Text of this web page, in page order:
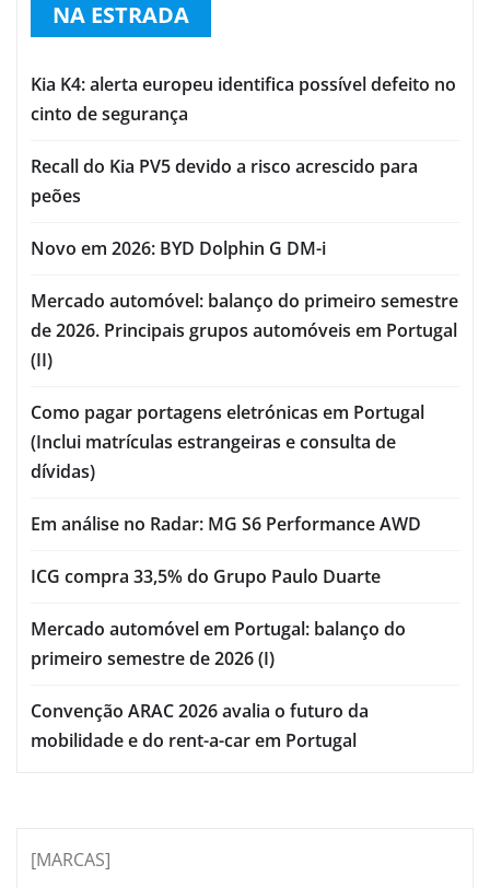
NA ESTRADA
Kia K4: alerta europeu identifica possível defeito no
cinto de segurança
Recall do Kia PV5 devido a risco acrescido para
peões
Novo em 2026: BYD Dolphin G DM-i
Mercado automóvel: balanço do primeiro semestre
de 2026. Principais grupos automóveis em Portugal
(II)
Como pagar portagens eletrónicas em Portugal
(Inclui matrículas estrangeiras e consulta de
dívidas)
Em análise no Radar: MG S6 Performance AWD
ICG compra 33,5% do Grupo Paulo Duarte
Mercado automóvel em Portugal: balanço do
primeiro semestre de 2026 (I)
Convenção ARAC 2026 avalia o futuro da
mobilidade e do rent-a-car em Portugal
[MARCAS]